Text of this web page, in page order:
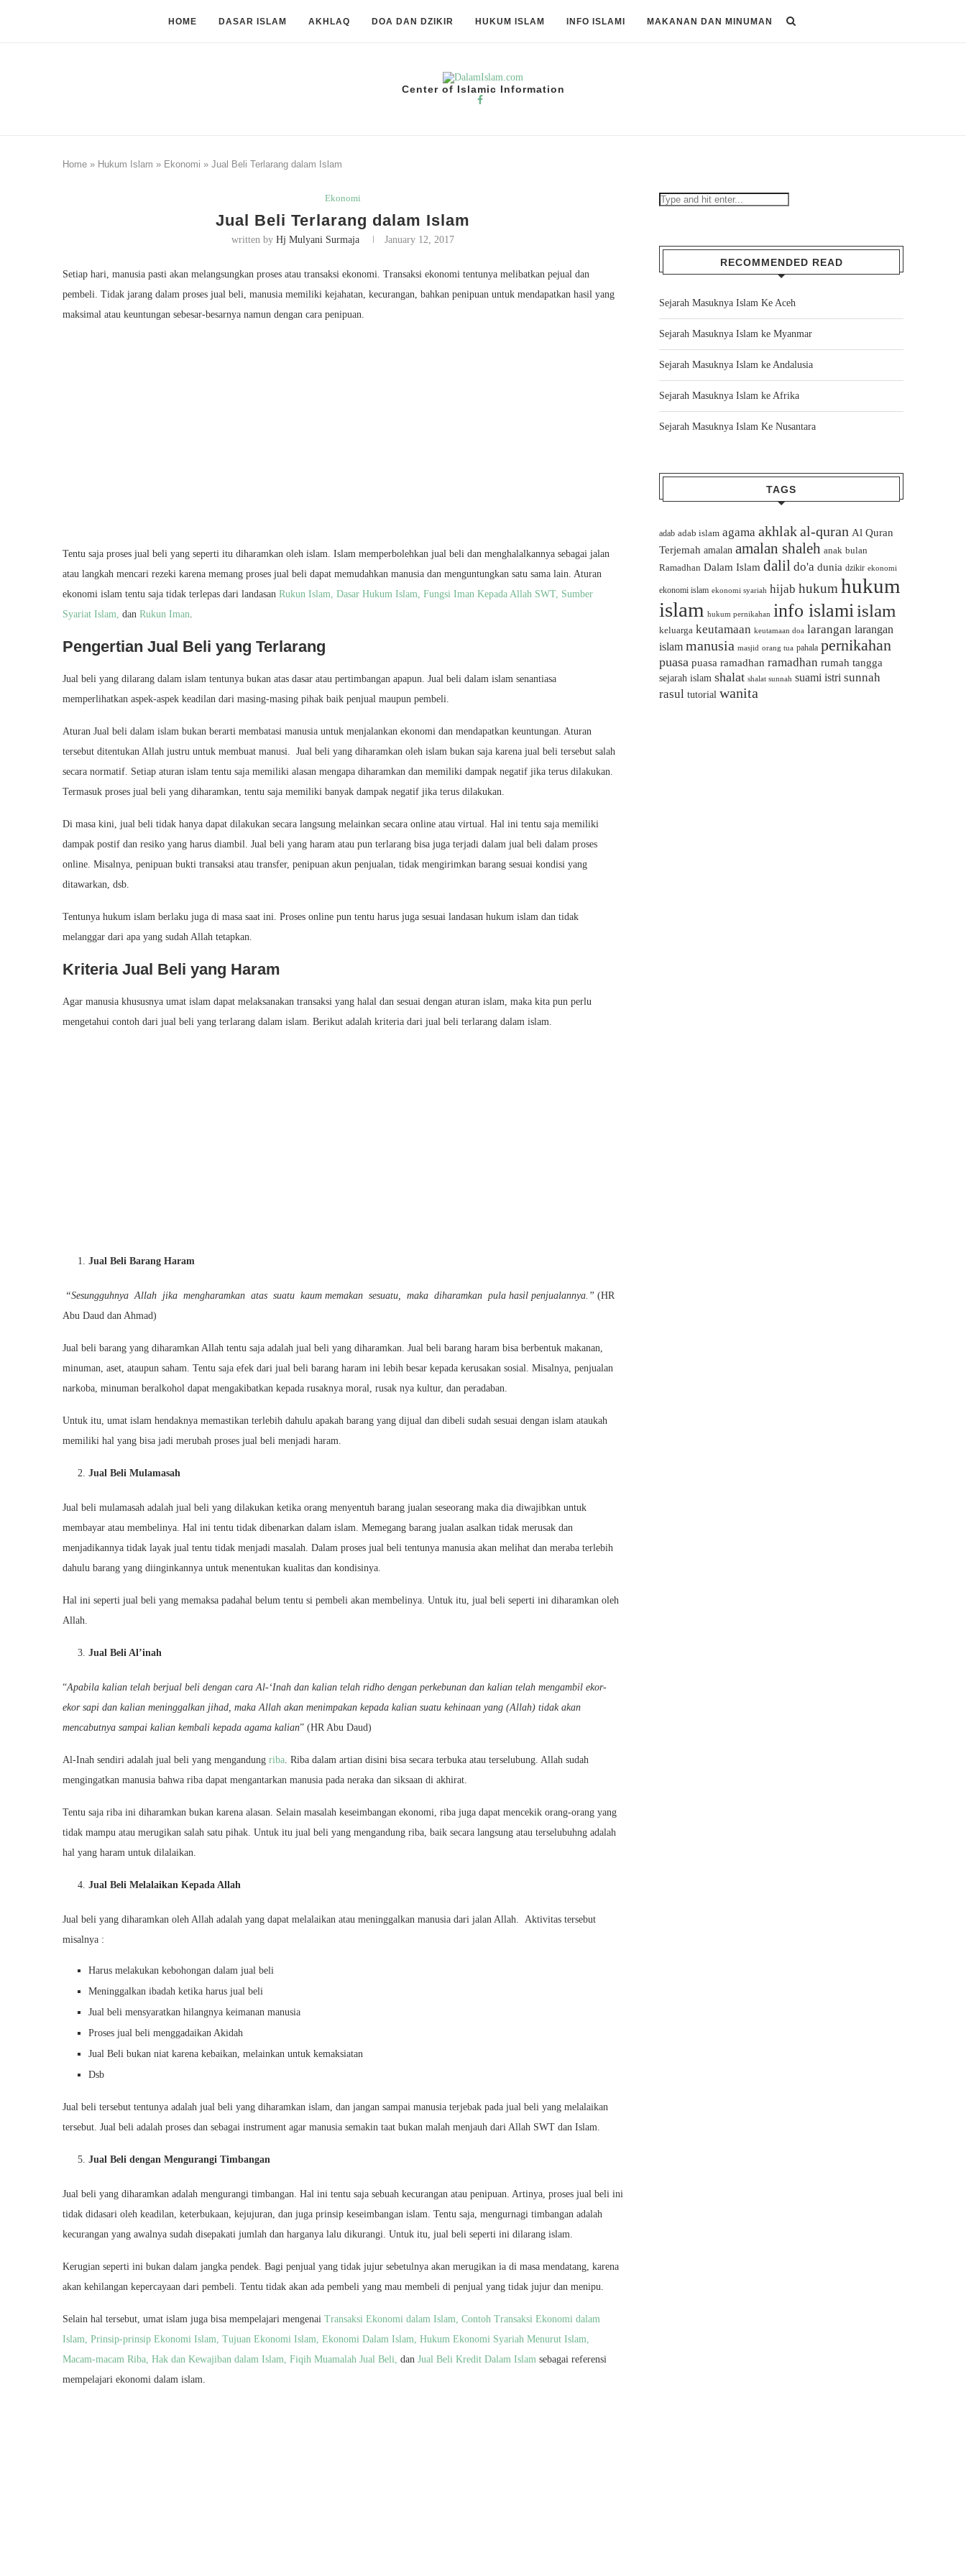
HOME DASAR ISLAM AKHLAQ DOA DAN DZIKIR HUKUM ISLAM INFO ISLAMI MAKANAN DAN MINUMAN
Center of Islamic Information
Home » Hukum Islam » Ekonomi » Jual Beli Terlarang dalam Islam
Ekonomi
Jual Beli Terlarang dalam Islam
written by Hj Mulyani Surmaja January 12, 2017
Setiap hari, manusia pasti akan melangsungkan proses atau transaksi ekonomi. Transaksi ekonomi tentunya melibatkan pejual dan
pembeli. Tidak jarang dalam proses jual beli, manusia memiliki kejahatan, kecurangan, bahkan penipuan untuk mendapatkan hasil yang
maksimal atau keuntungan sebesar-besarnya namun dengan cara penipuan.
Tentu saja proses jual beli yang seperti itu diharamkan oleh islam. Islam memperbolehkan jual beli dan menghalalkannya sebagai jalan
atau langkah mencari rezeki karena memang proses jual beli dapat memudahkan manusia dan menguntungkan satu sama lain. Aturan
ekonomi islam tentu saja tidak terlepas dari landasan Rukun Islam, Dasar Hukum Islam, Fungsi Iman Kepada Allah SWT, Sumber
Syariat Islam, dan Rukun Iman.
Pengertian Jual Beli yang Terlarang
Jual beli yang dilarang dalam islam tentunya bukan atas dasar atau pertimbangan apapun. Jual beli dalam islam senantiasa
memperlihatkan aspek-aspek keadilan dari masing-masing pihak baik penjual maupun pembeli.
Aturan Jual beli dalam islam bukan berarti membatasi manusia untuk menjalankan ekonomi dan mendapatkan keuntungan. Aturan
tersebut ditentukan Allah justru untuk membuat manusi. Jual beli yang diharamkan oleh islam bukan saja karena jual beli tersebut salah
secara normatif. Setiap aturan islam tentu saja memiliki alasan mengapa diharamkan dan memiliki dampak negatif jika terus dilakukan.
Termasuk proses jual beli yang diharamkan, tentu saja memiliki banyak dampak negatif jika terus dilakukan.
Di masa kini, jual beli tidak hanya dapat dilakukan secara langsung melainkan secara online atau virtual. Hal ini tentu saja memiliki
dampak postif dan resiko yang harus diambil. Jual beli yang haram atau pun terlarang bisa juga terjadi dalam jual beli dalam proses
online. Misalnya, penipuan bukti transaksi atau transfer, penipuan akun penjualan, tidak mengirimkan barang sesuai kondisi yang
ditawarkan, dsb.
Tentunya hukum islam berlaku juga di masa saat ini. Proses online pun tentu harus juga sesuai landasan hukum islam dan tidak
melanggar dari apa yang sudah Allah tetapkan.
Kriteria Jual Beli yang Haram
Agar manusia khususnya umat islam dapat melaksanakan transaksi yang halal dan sesuai dengan aturan islam, maka kita pun perlu
mengetahui contoh dari jual beli yang terlarang dalam islam. Berikut adalah kriteria dari jual beli terlarang dalam islam.
Jual Beli Barang Haram
“Sesungguhnya Allah jika mengharamkan atas suatu kaum memakan sesuatu, maka diharamkan pula hasil penjualannya.” (HR
Abu Daud dan Ahmad)
Jual beli barang yang diharamkan Allah tentu saja adalah jual beli yang diharamkan. Jual beli barang haram bisa berbentuk makanan,
minuman, aset, ataupun saham. Tentu saja efek dari jual beli barang haram ini lebih besar kepada kerusakan sosial. Misalnya, penjualan
narkoba, minuman beralkohol dapat mengakibatkan kepada rusaknya moral, rusak nya kultur, dan peradaban.
Untuk itu, umat islam hendaknya memastikan terlebih dahulu apakah barang yang dijual dan dibeli sudah sesuai dengan islam ataukah
memiliki hal yang bisa jadi merubah proses jual beli menjadi haram.
Jual Beli Mulamasah
Jual beli mulamasah adalah jual beli yang dilakukan ketika orang menyentuh barang jualan seseorang maka dia diwajibkan untuk
membayar atau membelinya. Hal ini tentu tidak dibenarkan dalam islam. Memegang barang jualan asalkan tidak merusak dan
menjadikannya tidak layak jual tentu tidak menjadi masalah. Dalam proses jual beli tentunya manusia akan melihat dan meraba terlebih
dahulu barang yang diinginkannya untuk menentukan kualitas dan kondisinya.
Hal ini seperti jual beli yang memaksa padahal belum tentu si pembeli akan membelinya. Untuk itu, jual beli seperti ini diharamkan oleh
Allah.
Jual Beli Al’inah
“Apabila kalian telah berjual beli dengan cara Al-‘Inah dan kalian telah ridho dengan perkebunan dan kalian telah mengambil ekor-
ekor sapi dan kalian meninggalkan jihad, maka Allah akan menimpakan kepada kalian suatu kehinaan yang (Allah) tidak akan
mencabutnya sampai kalian kembali kepada agama kalian” (HR Abu Daud)
Al-Inah sendiri adalah jual beli yang mengandung riba. Riba dalam artian disini bisa secara terbuka atau terselubung. Allah sudah
mengingatkan manusia bahwa riba dapat mengantarkan manusia pada neraka dan siksaan di akhirat.
Tentu saja riba ini diharamkan bukan karena alasan. Selain masalah keseimbangan ekonomi, riba juga dapat mencekik orang-orang yang
tidak mampu atau merugikan salah satu pihak. Untuk itu jual beli yang mengandung riba, baik secara langsung atau terselubuhng adalah
hal yang haram untuk dilalaikan.
Jual Beli Melalaikan Kepada Allah
Jual beli yang diharamkan oleh Allah adalah yang dapat melalaikan atau meninggalkan manusia dari jalan Allah. Aktivitas tersebut
misalnya :
Harus melakukan kebohongan dalam jual beli
Meninggalkan ibadah ketika harus jual beli
Jual beli mensyaratkan hilangnya keimanan manusia
Proses jual beli menggadaikan Akidah
Jual Beli bukan niat karena kebaikan, melainkan untuk kemaksiatan
Dsb
Jual beli tersebut tentunya adalah jual beli yang diharamkan islam, dan jangan sampai manusia terjebak pada jual beli yang melalaikan
tersebut. Jual beli adalah proses dan sebagai instrument agar manusia semakin taat bukan malah menjauh dari Allah SWT dan Islam.
Jual Beli dengan Mengurangi Timbangan
Jual beli yang diharamkan adalah mengurangi timbangan. Hal ini tentu saja sebuah kecurangan atau penipuan. Artinya, proses jual beli ini
tidak didasari oleh keadilan, keterbukaan, kejujuran, dan juga prinsip keseimbangan islam. Tentu saja, mengurnagi timbangan adalah
kecurangan yang awalnya sudah disepakati jumlah dan harganya lalu dikurangi. Untuk itu, jual beli seperti ini dilarang islam.
Kerugian seperti ini bukan dalam jangka pendek. Bagi penjual yang tidak jujur sebetulnya akan merugikan ia di masa mendatang, karena
akan kehilangan kepercayaan dari pembeli. Tentu tidak akan ada pembeli yang mau membeli di penjual yang tidak jujur dan menipu.
Selain hal tersebut, umat islam juga bisa mempelajari mengenai Transaksi Ekonomi dalam Islam, Contoh Transaksi Ekonomi dalam
Islam, Prinsip-prinsip Ekonomi Islam, Tujuan Ekonomi Islam, Ekonomi Dalam Islam, Hukum Ekonomi Syariah Menurut Islam,
Macam-macam Riba, Hak dan Kewajiban dalam Islam, Fiqih Muamalah Jual Beli, dan Jual Beli Kredit Dalam Islam sebagai referensi
mempelajari ekonomi dalam islam.
RECOMMENDED READ
Sejarah Masuknya Islam Ke Aceh
Sejarah Masuknya Islam ke Myanmar
Sejarah Masuknya Islam ke Andalusia
Sejarah Masuknya Islam ke Afrika
Sejarah Masuknya Islam Ke Nusantara
TAGS
adab adab islam agama akhlakal-quran Al Quran
Terjemah amalan amalan shaleh anak bulan
Ramadhan Dalam Islam dalil do'a dunia dzikir ekonomi
ekonomi islam ekonomi syariah hijab hukum hukum
islam hukum pernikahan info islamiislam
keluarga keutamaan keutamaan doa larangan larangan
islam manusia masjid orang tua pahala pernikahan
puasa puasa ramadhan ramadhan rumah tangga
sejarah islam shalat shalat sunnah suami istri sunnah
rasul tutorial wanita